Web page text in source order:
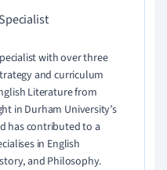
with over three
and curriculum
Literature from
in Durham University’s
has contributed to a
in English
and Philosophy.